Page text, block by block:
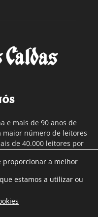
e mais de 90 anos de
maior número de leitores
de 40.000 leitores por
online.
proporcionar a melhor
estamos a utilizar ou